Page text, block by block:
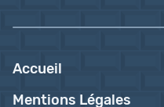
Accueil
Mentions Légales